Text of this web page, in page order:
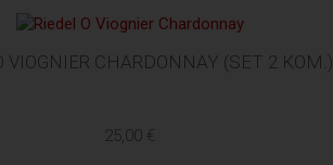
VIOGNIER CHARDONNAY (SET 2 KOM.)
25,00 €